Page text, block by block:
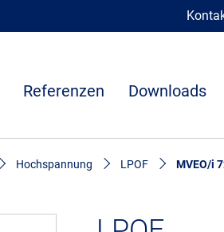
Referenzen Downloads
Hochspannung LPOF MVEO/i